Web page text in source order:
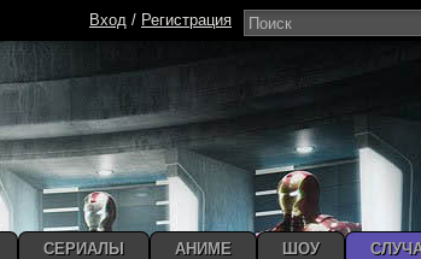
Вход / Регистрация
СЕРИАЛЫ АНИМЕ ШОУ